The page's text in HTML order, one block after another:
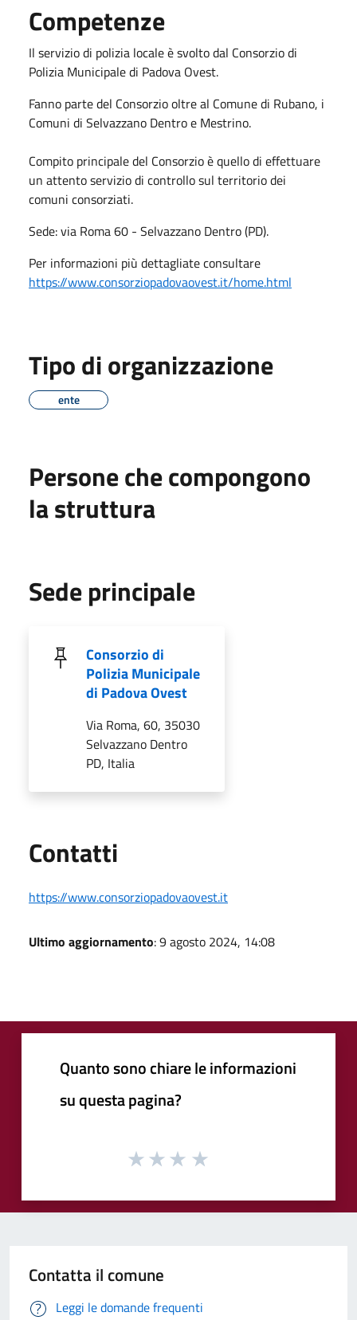
Competenze
Il servizio di polizia locale è svolto dal Consorzio di
Polizia Municipale di Padova Ovest.
Fanno parte del Consorzio oltre al Comune di Rubano, i
Comuni di Selvazzano Dentro e Mestrino.
Compito principale del Consorzio è quello di effettuare
un attento servizio di controllo sul territorio dei
comuni consorziati.
Sede: via Roma 60 - Selvazzano Dentro (PD).
Per informazioni più dettagliate consultare
https://www.consorziopadovaovest.it/home.html
Tipo di organizzazione
ente
Persone che compongono
la struttura
Sede principale
Consorzio di
Polizia Municipale
di Padova Ovest
Via Roma, 60, 35030
Selvazzano Dentro
PD, Italia
Contatti
https://www.consorziopadovaovest.it
Ultimo aggiornamento: 9 agosto 2024, 14:08
Quanto sono chiare le informazioni
su questa pagina?
Contatta il comune
Leggi le domande frequenti